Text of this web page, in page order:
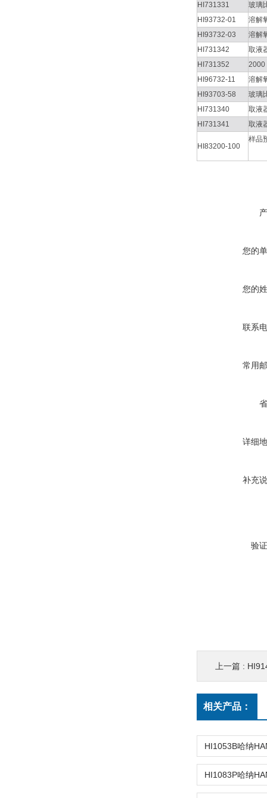
HI731331
玻璃
HI93732-01
溶解
HI93732-03
溶解
HI731342
取液
HI731352
2000
HI96732-11
溶解
HI93703-58
玻璃
HI731340
取液
HI731341
取液
HI83200-100
样品
您的
您的
联系
常用
详细
补充
验
上一篇 :
相关产品：